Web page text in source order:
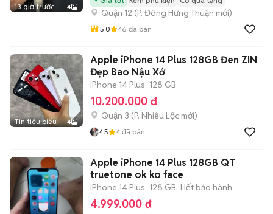
13 giờ trước 4
Quận 12 (P. Đông Hưng Thuận mới)
5.0 46 đã bán
Tin tiêu biểu 4
Apple iPhone 14 Plus 128GB Đen ZIN
Đẹp Bao Nậu Xớ
iPhone 14 Plus 128 GB
10.200.000 đ
Quận 3 (P. Nhiêu Lộc mới)
4.5 4 đã bán
Apple iPhone 14 Plus 128GB QT
truetone ok ko face
iPhone 14 Plus 128 GB Hết bảo hành
4.999.000 đ